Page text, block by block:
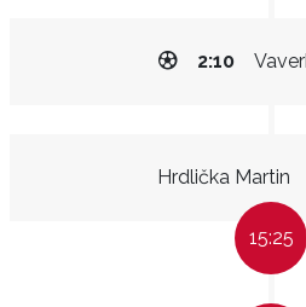
2:10
Hrdlička Martin
15:25